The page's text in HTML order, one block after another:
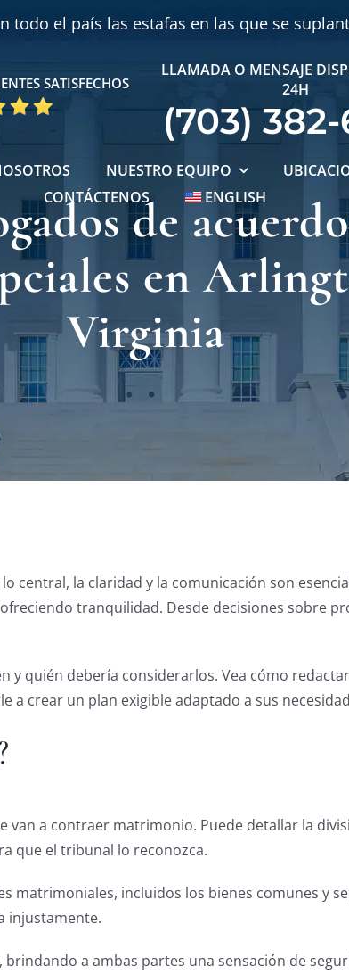
todo el país las estafas en las que se
SATISFECHOS
LLAMADA O MENSAJE
24H
(703)
NUESTRO EQUIPO
CONTÁCTENOS
ENGLISH
de
en
Virginia
central, la claridad y la comunicación son
tranquilidad. Desde decisiones sobre
quién debería considerarlos. Vea cómo
a crear un plan exigible adaptado a sus
van a contraer matrimonio. Puede detallar la
que el tribunal lo reconozca.
matrimoniales, incluidos los bienes comunes y
injustamente.
a ambas partes una sensación de